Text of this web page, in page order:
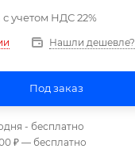
учетом НДС 22%
Нашли дешевле?
Под заказ
- бесплатно
₽ — бесплатно